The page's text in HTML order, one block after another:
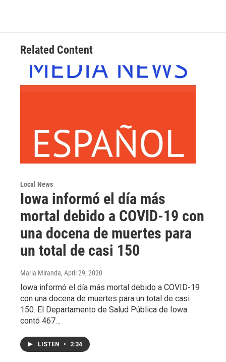
Related Content
Local News
Iowa informó el día más
mortal debido a COVID-19 con
una docena de muertes para
un total de casi 150
Maria Miranda, April 29, 2020
Iowa informó el día más mortal debido a COVID-19
con una docena de muertes para un total de casi
150. El Departamento de Salud Pública de Iowa
contó 467…
LISTEN • 2:34